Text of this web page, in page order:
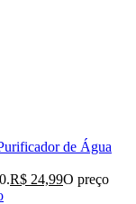
de Água
R$ 24,99O preço